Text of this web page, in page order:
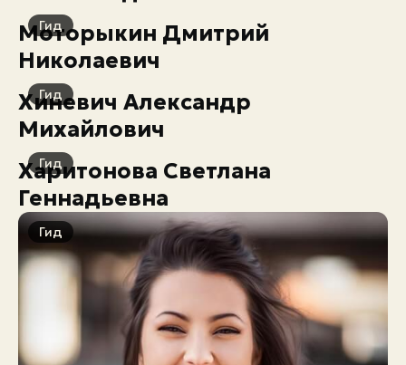
Гид
Моторыкин Дмитрий
Николаевич
Гид
Хиневич Александр
Михайлович
Гид
Харитонова Светлана
Геннадьевна
Гид